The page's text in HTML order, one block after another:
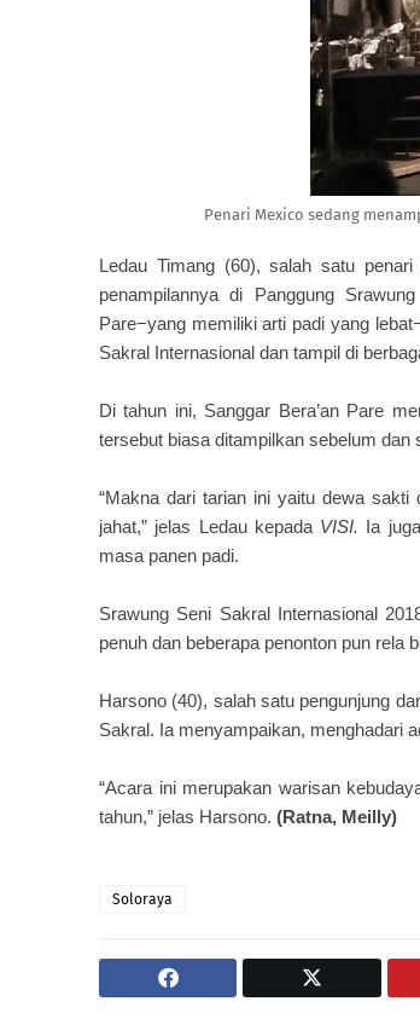
Penari Mexico sedang
Ledau Timang (60), salah satu
penampilannya di Panggung
Pare−yang memiliki arti padi yang
Sakral Internasional dan tampil di
Di tahun ini, Sanggar Bera’an Pare
tersebut biasa ditampilkan sebelum dan
“Makna dari tarian ini yaitu dewa
jahat,” jelas Ledau kepada VISI. Ia
masa panen padi.
Srawung Seni Sakral Internasional
penuh dan beberapa penonton pun rela
Harsono (40), salah satu pengunjung
Sakral. Ia menyampaikan, menghadari
“Acara ini merupakan warisan
tahun,” jelas Harsono. (Ratna, Meilly)
Soloraya